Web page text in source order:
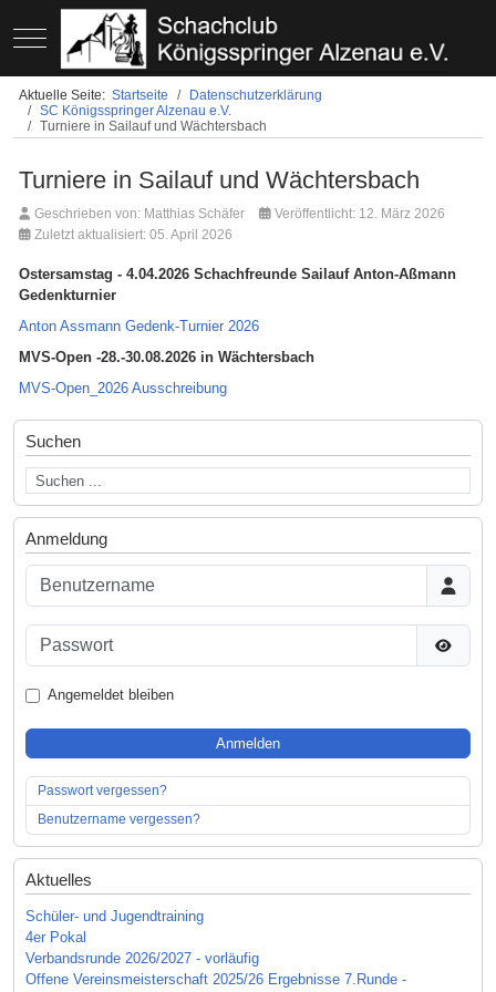
Mobile Menu Toggle
Aktuelle Seite: Startseite
Datenschutzerklärung
SC Königsspringer Alzenau e.V.
Turniere in Sailauf und Wächtersbach
Turniere in Sailauf und Wächtersbach
Geschrieben von: Matthias Schäfer
Veröffentlicht: 12. März 2026
Zuletzt aktualisiert: 05. April 2026
Ostersamstag - 4.04.2026 Schachfreunde Sailauf Anton-Aßmann
Gedenkturnier
Anton Assmann Gedenk-Turnier 2026
MVS-Open -28.-30.08.2026 in Wächtersbach
MVS-Open_2026 Ausschreibung
Suchen
Anmeldung
Benutzername
Passwort
Angemeldet bleiben
Anmelden
Passwort vergessen?
Benutzername vergessen?
Aktuelles
Schüler- und Jugendtraining
4er Pokal
Verbandsrunde 2026/2027 - vorläufig
Offene Vereinsmeisterschaft 2025/26 Ergebnisse 7.Runde -